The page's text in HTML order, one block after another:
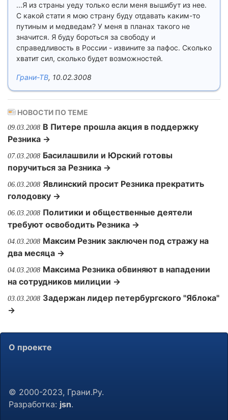
...Я из страны уеду только если меня вышибут из нее.
С какой стати я мою страну буду отдавать каким-то
путиным и медведам? У меня в планах такого не
значится. Я буду бороться за свободу и
справедливость в России - извините за пафос. Сколько
хватит сил, сколько будет возможностей.
Грани-ТВ, 10.02.3008
НОВОСТИ ПО ТЕМЕ
09.03.2008 В Питере прошла акция в поддержку
Резника →
07.03.2008 Басилашвили и Юрский готовы
поручиться за Резника →
06.03.2008 Явлинский просит Резника прекратить
голодовку →
06.03.2008 Политики и общественные деятели
требуют освободить Резника →
04.03.2008 Максим Резник заключен под стражу на
два месяца →
04.03.2008 Максима Резника обвиняют в нападении
на сотрудников милиции →
03.03.2008 Задержан лидер петербургского "Яблока"
→
О проекте
© 2000-2023, Грани.Ру.
Разработка: jsn.